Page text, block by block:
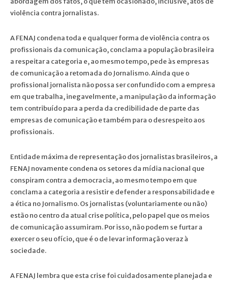
violência contra jornalistas.
A FENAJ condena toda e qualquer forma de violência contra os
profissionais da comunicação, conclama a população brasileira
a respeitar a categoria e, ao mesmo tempo, pede às empresas
de comunicação a retomada do Jornalismo. Ainda que o
profissional jornalista não possa ser confundido com a empresa
em que trabalha, inegavelmente, a manipulação da informação
tem contribuído para a perda da credibilidade de parte das
empresas de comunicação e também para o desrespeito aos
profissionais.
Entidade máxima de representação dos jornalistas brasileiros, a
FENAJ novamente condena os setores da mídia nacional que
conspiram contra a democracia, ao mesmo tempo em que
conclama a categoria a resistir e defender a responsabilidade e
a ética no Jornalismo. Os jornalistas (voluntariamente ou não)
estão no centro da atual crise política, pelo papel que os meios
de comunicação assumiram. Por isso, não podem se furtar a
exercer o seu ofício, que é o de levar informação veraz à
sociedade.
A FENAJ lembra que esta crise foi cuidadosamente planejada e